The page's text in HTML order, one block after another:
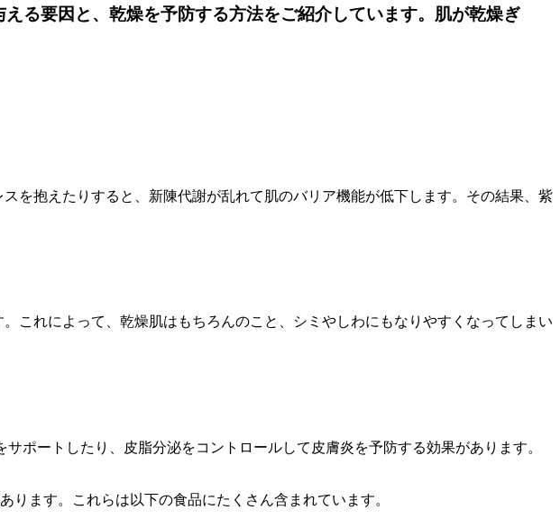
る要因と、乾燥を予防する方法をご紹介しています。肌が乾燥ぎ
を抱えたりすると、新陳代謝が乱れて肌のバリア機能が低下します。その結果、紫
これによって、乾燥肌はもちろんのこと、シミやしわにもなりやすくなってしまい
ポートしたり、皮脂分泌をコントロールして皮膚炎を予防する効果があります。
ます。これらは以下の食品にたくさん含まれています。